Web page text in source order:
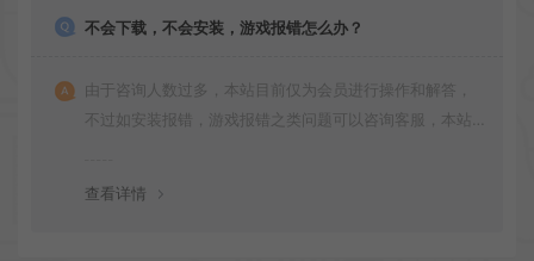
不会下载，不会安装，游戏报错怎么办？
由于咨询人数过多，本站目前仅为会员进行操作和解答，
不过如安装报错，游戏报错之类问题可以咨询客服，本站
查看详情